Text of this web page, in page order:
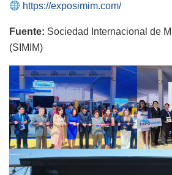
https://exposimim.com/
Fuente: Sociedad Internacional de
(SIMIM)